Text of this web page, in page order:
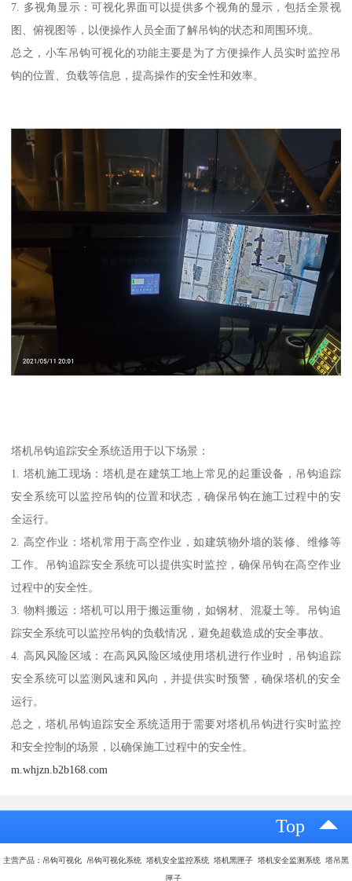
7. 多视角显示：可视化界面可以提供多个视角的显示，包括全景视
图、俯视图等，以便操作人员全面了解吊钩的状态和周围环境。
总之，小车吊钩可视化的功能主要是为了方便操作人员实时监控吊
钩的位置、负载等信息，提高操作的安全性和效率。
塔机吊钩追踪安全系统适用于以下场景：
1. 塔机施工现场：塔机是在建筑工地上常见的起重设备，吊钩追踪
安全系统可以监控吊钩的位置和状态，确保吊钩在施工过程中的安
全运行。
2. 高空作业：塔机常用于高空作业，如建筑物外墙的装修、维修等
工作。吊钩追踪安全系统可以提供实时监控，确保吊钩在高空作业
过程中的安全性。
3. 物料搬运：塔机可以用于搬运重物，如钢材、混凝土等。吊钩追
踪安全系统可以监控吊钩的负载情况，避免超载造成的安全事故。
4. 高风风险区域：在高风风险区域使用塔机进行作业时，吊钩追踪
安全系统可以监测风速和风向，并提供实时预警，确保塔机的安全
运行。
总之，塔机吊钩追踪安全系统适用于需要对塔机吊钩进行实时监控
和安全控制的场景，以确保施工过程中的安全性。
m.whjzn.b2b168.com
Top
主营产品：吊钩可视化 吊钩可视化系统 塔机安全监控系统 塔机黑匣子 塔机安全监测系统 塔吊黑
匣子